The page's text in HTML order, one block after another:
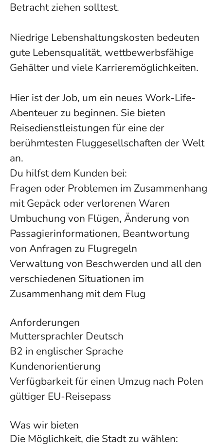
Betracht ziehen solltest.
Niedrige Lebenshaltungskosten bedeuten
gute Lebensqualität, wettbewerbsfähige
Gehälter und viele Karrieremöglichkeiten.
Hier ist der Job, um ein neues Work-Life-
Abenteuer zu beginnen. Sie bieten
Reisedienstleistungen für eine der
berühmtesten Fluggesellschaften der Welt
an.
Du hilfst dem Kunden bei:
Fragen oder Problemen im Zusammenhang
mit Gepäck oder verlorenen Waren
Umbuchung von Flügen, Änderung von
Passagierinformationen, Beantwortung
von Anfragen zu Flugregeln
Verwaltung von Beschwerden und all den
verschiedenen Situationen im
Zusammenhang mit dem Flug
Anforderungen
Muttersprachler Deutsch
B2 in englischer Sprache
Kundenorientierung
Verfügbarkeit für einen Umzug nach Polen
gültiger EU-Reisepass
Was wir bieten
Die Möglichkeit, die Stadt zu wählen: